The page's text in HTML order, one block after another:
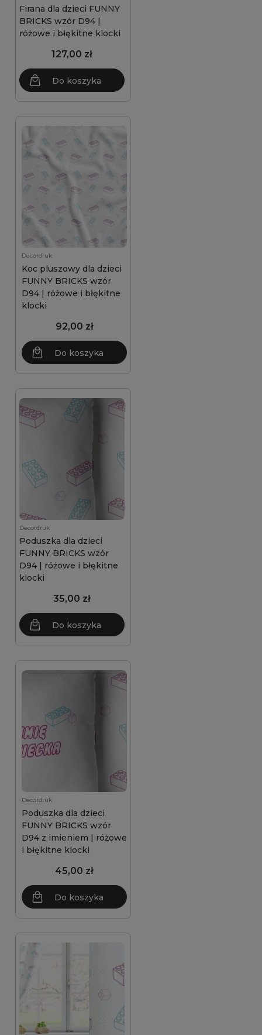
Firana dla dzieci FUNNY
BRICKS wzór D94 |
różowe i błękitne klocki
127,00 zł
Do koszyka
Decordruk
Koc pluszowy dla dzieci
FUNNY BRICKS wzór
D94 | różowe i błękitne
klocki
92,00 zł
Do koszyka
Decordruk
Poduszka dla dzieci
FUNNY BRICKS wzór
D94 | różowe i błękitne
klocki
35,00 zł
Do koszyka
Decordruk
Poduszka dla dzieci
FUNNY BRICKS wzór
D94 z imieniem | różowe
i błękitne klocki
45,00 zł
Do koszyka